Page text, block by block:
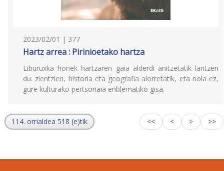
2023/02/01 | 377
Hartz arrea : Pirinioetako hartza
Liburuxka honek hartzaren gaia alderdi anitzetatik lantzen
du: zientzien, historia eta geografia alorretatik, eta nola ez,
gure kulturako pertsonaia enblematiko gisa.
114. orrialdea 518 (e)tik << < > >>